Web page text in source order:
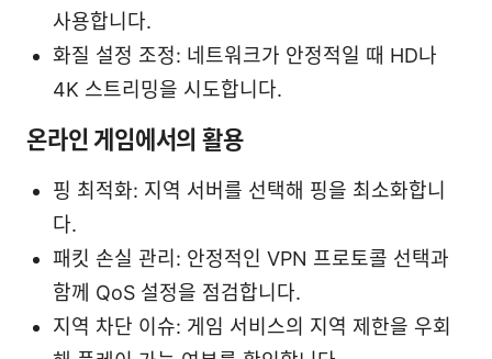
사용합니다.
화질 설정 조정: 네트워크가 안정적일 때 HD나
4K 스트리밍을 시도합니다.
온라인 게임에서의 활용
핑 최적화: 지역 서버를 선택해 핑을 최소화합니
다.
패킷 손실 관리: 안정적인 VPN 프로토콜 선택과
함께 QoS 설정을 점검합니다.
지역 차단 이슈: 게임 서비스의 지역 제한을 우회